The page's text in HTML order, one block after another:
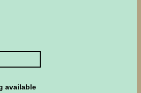
available